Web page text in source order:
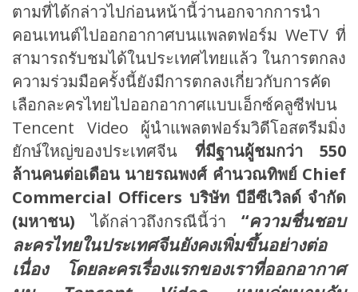
ตามที่ได้กล่าวไปก่อนหน้านี้ว่านอกจากการนำ
คอนเทนต์ไปออกอากาศบนแพลตฟอร์ม WeTV ที่
สามารถรับชมได้ในประเทศไทยแล้ว ในการตกลง
ความร่วมมือครั้งนี้ยังมีการตกลงเกี่ยวกับการคัด
เลือกละครไทยไปออกอากาศแบบเอ็กซ์คลูซีฟบน
Tencent Video ผู้นำแพลตฟอร์มวิดีโอสตรีมมิ่ง
ยักษ์ใหญ่ของประเทศจีน ที่มีฐานผู้ชมกว่า 550
ล้านคนต่อเดือน นายรณพงศ์ คำนวณทิพย์ Chief
Commercial Officers บริษัท บีอีซีเวิลด์ จำกัด
(มหาชน)ได้กล่าวถึงกรณีนี้ว่า “ความชื่นชอบ
ละครไทยในประเทศจีนยังคงเพิ่มขึ้นอย่างต่อ
เนื่อง โดยละครเรื่องแรกของเราที่ออกอากาศ